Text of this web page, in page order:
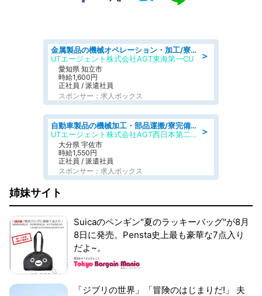
＞
金属製品の機械オペレーション・加工/寮完備/日払い/工場・製造
UTエージェント株式会社AGT東海第一CU
愛知県 知立市
時給1,600円
正社員 / 派遣社員
スポンサー：求人ボックス
＞
自動車製品の機械加工・部品運搬/寮完備/日払い/工場・製造
UTエージェント株式会社AGT西日本第二CU
大分県 宇佐市
時給1,550円
正社員 / 派遣社員
スポンサー：求人ボックス
姉妹サイト
Suicaのペンギン"夏のラッキーバッグ"が8月
8日に発売。Pensta史上最も豪華な7点入り
だよ~。
「ジブリの世界」「冒険のはじまりだ!」 夫